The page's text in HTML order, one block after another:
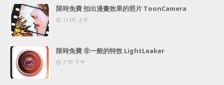
限時免費 拍出漫畫效果的照片 ToonCamera
11:00 上午
限時免費 非一般的特效 LightLeaker
7:59 下午